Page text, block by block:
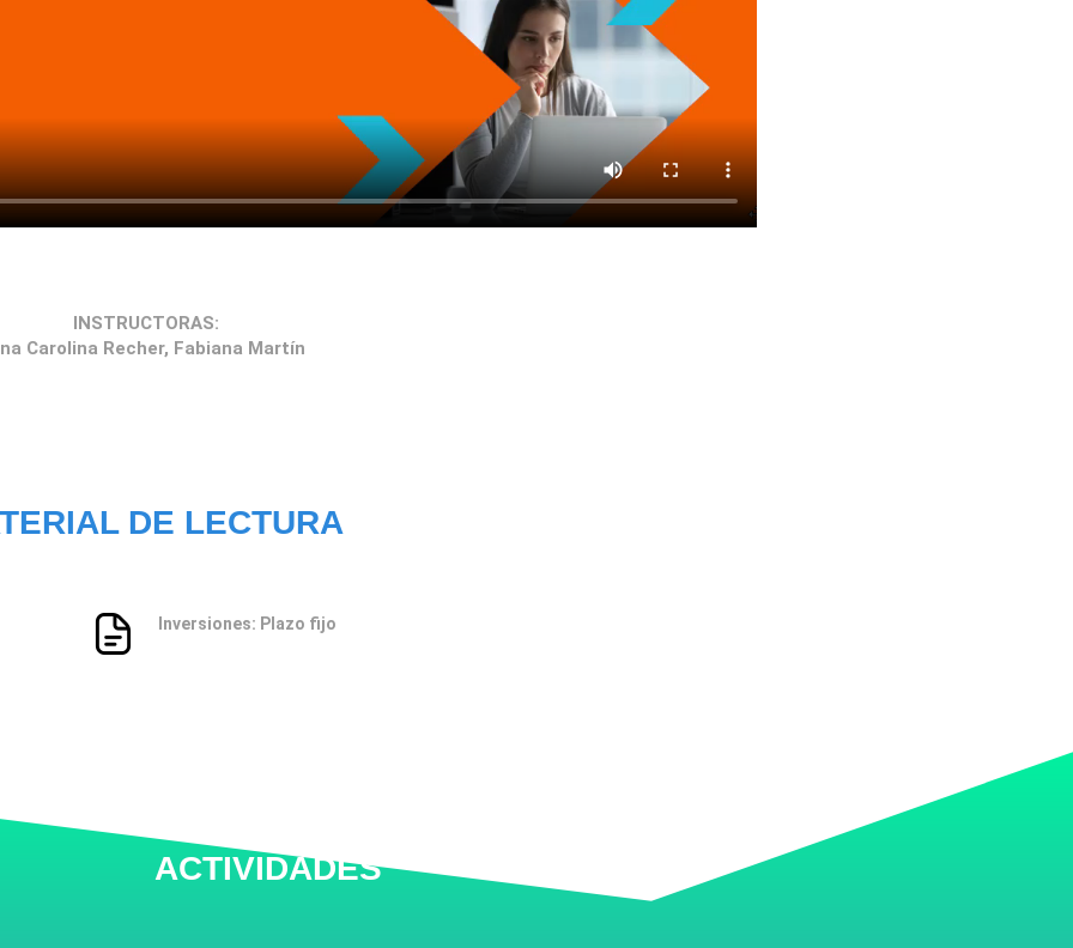
INSTRUCTORAS:
Carolina Recher, Fabiana Martín
DE LECTURA
Inversiones: Plazo fijo
ACTIVIDADES